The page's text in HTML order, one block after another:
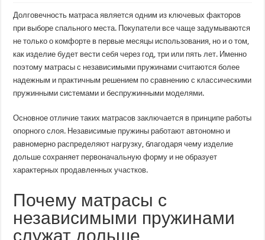
с
независимыми
пружинами
служат
и
не
теряют
форму
Долговечность матраса является одним из ключевых факторов
при выборе спального места. Покупатели все чаще задумываются
не только о комфорте в первые месяцы использования, но и о том,
как изделие будет вести себя через год, три или пять лет. Именно
поэтому матрасы с независимыми пружинами считаются более
надежным и практичным решением по сравнению с классическими
пружинными системами и беспружинными моделями.
Основное отличие таких матрасов заключается в принципе работы
опорного слоя. Независимые пружины работают автономно и
равномерно распределяют нагрузку, благодаря чему изделие
дольше сохраняет первоначальную форму и не образует
характерных продавленных участков.
Почему матрасы с
независимыми пружинами
служат дольше